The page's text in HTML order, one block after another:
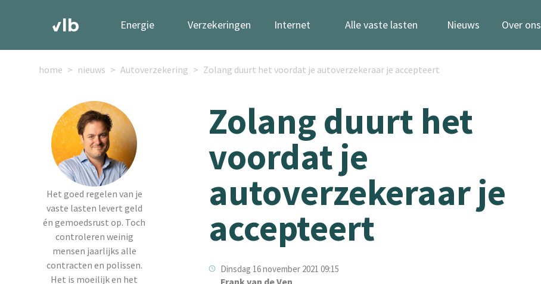
Energie Verzekeringen Internet Alle vaste lasten Nieuws Over ons
home nieuws Autoverzekering Zolang duurt het voordat je autoverzekeraar je accepteert
Het goed regelen van je
vaste lasten levert geld
én gemoedsrust op. Toch
controleren weinig
mensen jaarlijks alle
contracten en polissen.
Het is moeilijk en het
Zolang duurt het
voordat je
autoverzekeraar je
accepteert
Dinsdag 16 november 2021 09:15
Frank van de Ven